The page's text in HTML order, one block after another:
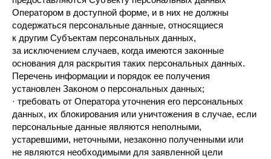
Оператором в доступной форме, и в них не должны
содержаться персональные данные, относящиеся
к другим Субъектам персональных данных,
за исключением случаев, когда имеются законные
основания для раскрытия таких персональных данных.
Перечень информации и порядок ее получения
установлен Законом о персональных данных;
· требовать от Оператора уточнения его персональных
данных, их блокирования или уничтожения в случае, если
персональные данные являются неполными,
устаревшими, неточными, незаконно полученными или
не являются необходимыми для заявленной цели